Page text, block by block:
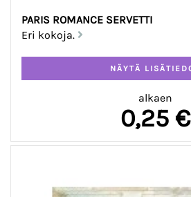
PARIS ROMANCE SERVETTI
Eri kokoja.
alkaen
0,25 €